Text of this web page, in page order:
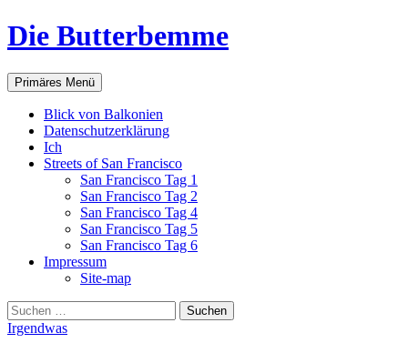
Zum
Inhalt
Die Butterbemme
Suchen
Primäres Menü
Blick von Balkonien
Datenschutzerklärung
Ich
Streets of San Francisco
San Francisco Tag 1
San Francisco Tag 2
San Francisco Tag 4
San Francisco Tag 5
San Francisco Tag 6
Impressum
Site-map
Suchen
nach:
Irgendwas